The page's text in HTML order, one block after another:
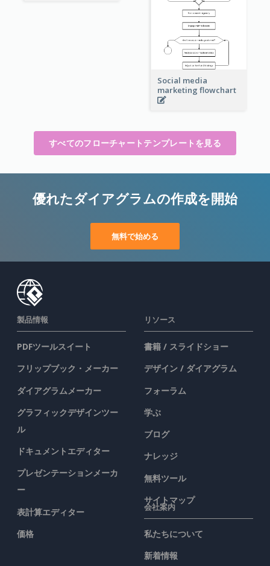
Social media
marketing flowchart
すべてのフローチャートテンプレートを見る
優れたダイアグラムの作成を開始
無料で始める
製品情報
PDFツールスイート
フリップブック・メーカー
ダイアグラムメーカー
グラフィックデザインツー
ル
ドキュメントエディター
プレゼンテーションメーカ
ー
表計算エディター
価格
リソース
書籍 / スライドショー
デザイン / ダイアグラム
フォーラム
学ぶ
ブログ
ナレッジ
無料ツール
サイトマップ
会社案内
私たちについて
新着情報